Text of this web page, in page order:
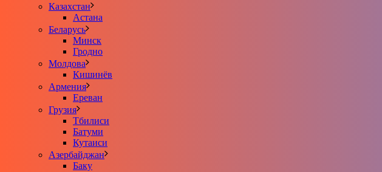
Казахстан
Астана
Беларусь
Минск
Гродно
Молдова
Кишинёв
Армения
Ереван
Грузия
Тбилиси
Батуми
Кутаиси
Азербайджан
Баку